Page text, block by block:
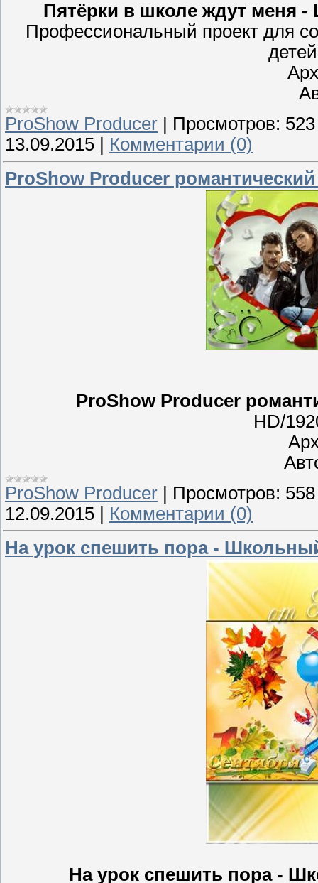
Пятёрки в школе ждут меня
Профессиональный проект для
ProShow Producer
Просмотров: 523
13.09.2015
Комментарии (0)
ProShow Producer
ProShow Producer
HD/
ProShow Producer
Просмотров: 558
12.09.2015
Комментарии (0)
На урок спешить пора -
На урок спешить пора -